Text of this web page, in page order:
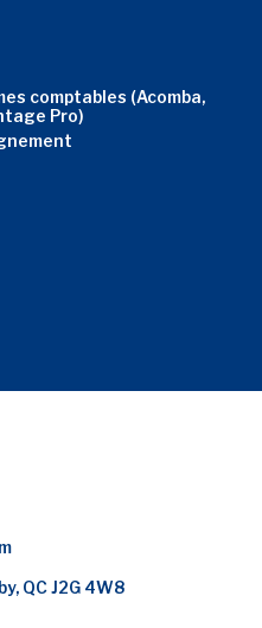
comptables (Acomba,
Pro)
QC J2G 4W8